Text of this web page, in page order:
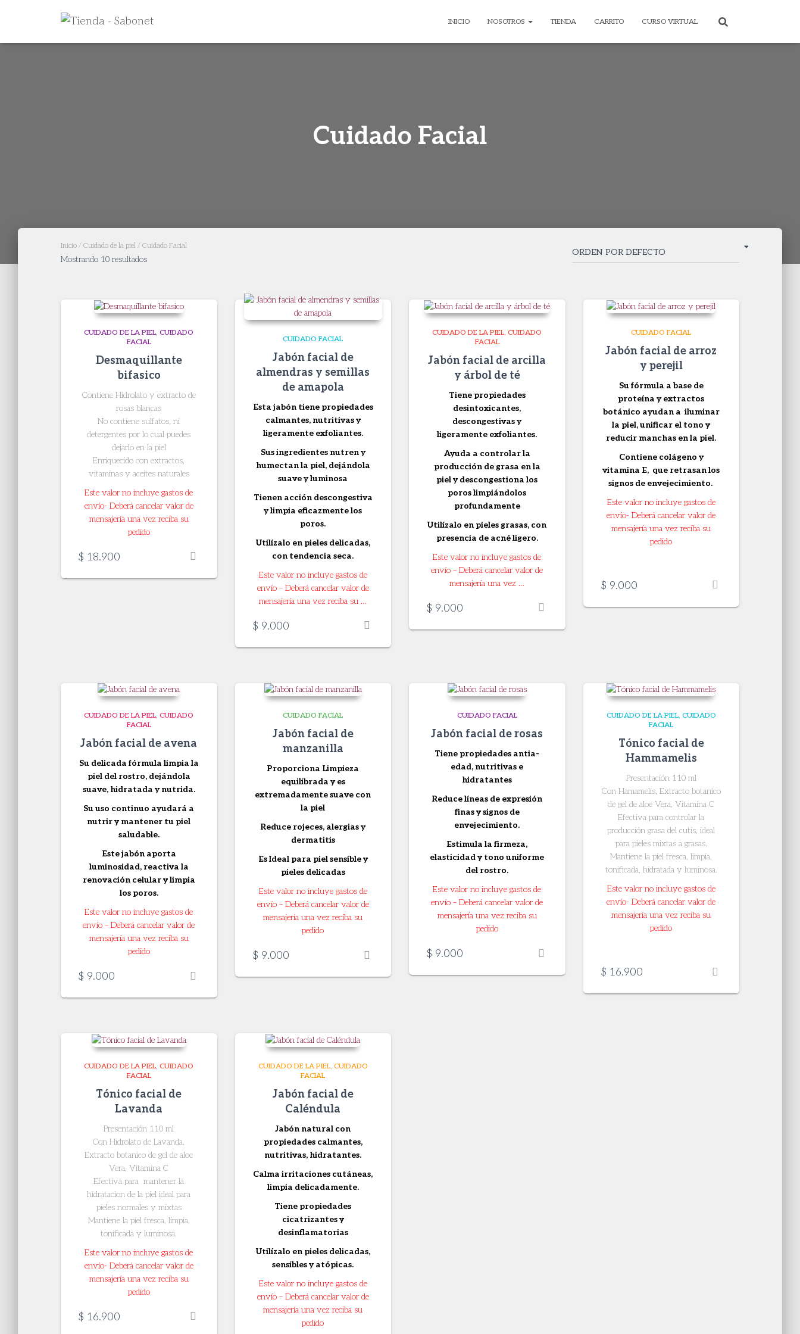
INICIO NOSOTROS TIENDA CARRITO CURSO VIRTUAL
Cuidado Facial
Inicio / Cuidado de la piel / Cuidado Facial
Mostrando 10 resultados
CUIDADO DE LA PIEL CUIDADO
FACIAL
Desmaquillante
bifasico
Contiene Hidrolato y extracto de
rosas blancas
No contiene sulfatos, ni
detergentes por lo cual puedes
dejarlo en la piel
Enriquecido con extractos,
vitaminas y aceites naturales
Este valor no incluye gastos de
envío- Deberá cancelar valor de
mensajería una vez reciba su
pedido
$ 18.900
CUIDADO FACIAL
Jabón facial de
almendras y semillas
de amapola
Esta jabón tiene propiedades
calmantes, nutritivas y
ligeramente exfoliantes.
Sus ingredientes nutren y
humectan la piel, dejándola
suave y luminosa
Tienen acción descongestiva
y limpia eficazmente los
poros.
Utilízalo en pieles delicadas,
con tendencia seca.
Este valor no incluye gastos de
envío – Deberá cancelar valor de
mensajería una vez reciba su …
$ 9.000
CUIDADO DE LA PIEL CUIDADO
FACIAL
Jabón facial de arcilla
y árbol de té
Tiene propiedades
desintoxicantes,
descongestivas y
ligeramente exfoliantes.
Ayuda a controlar la
producción de grasa en la
piel y descongestiona los
poros limpiándolos
profundamente
Utilízalo en pieles grasas, con
presencia de acné ligero.
Este valor no incluye gastos de
envío – Deberá cancelar valor de
mensajería una vez …
$ 9.000
CUIDADO FACIAL
Jabón facial de arroz
y perejil
Su fórmula a base de
proteína y extractos
botánico ayudan a iluminar
la piel, unificar el tono y
reducir manchas en la piel.
Contiene colágeno y
vitamina E, que retrasan los
signos de envejecimiento.
Este valor no incluye gastos de
envío- Deberá cancelar valor de
mensajería una vez reciba su
pedido
$ 9.000
CUIDADO DE LA PIEL CUIDADO
FACIAL
Jabón facial de avena
Su delicada fórmula limpia la
piel del rostro, dejándola
suave, hidratada y nutrida.
Su uso continuo ayudará a
nutrir y mantener tu piel
saludable.
Este jabón aporta
luminosidad, reactiva la
renovación celular y limpia
los poros.
Este valor no incluye gastos de
envío – Deberá cancelar valor de
mensajería una vez reciba su
pedido
$ 9.000
CUIDADO FACIAL
Jabón facial de
manzanilla
Proporciona Limpieza
equilibrada y es
extremadamente suave con
la piel
Reduce rojeces, alergias y
dermatitis
Es Ideal para piel sensible y
pieles delicadas
Este valor no incluye gastos de
envío – Deberá cancelar valor de
mensajería una vez reciba su
pedido
$ 9.000
CUIDADO FACIAL
Jabón facial de rosas
Tiene propiedades antia-
edad, nutritivas e
hidratantes
Reduce líneas de expresión
finas y signos de
envejecimiento.
Estimula la firmeza,
elasticidad y tono uniforme
del rostro.
Este valor no incluye gastos de
envío – Deberá cancelar valor de
mensajería una vez reciba su
pedido
$ 9.000
CUIDADO DE LA PIEL CUIDADO
FACIAL
Tónico facial de
Hammamelis
Presentación 110 ml
Con Hamamelis, Extracto botanico
de gel de aloe Vera, Vitamina C
Efectiva para controlar la
producción grasa del cutis, ideal
para pieles mixtas a grasas.
Mantiene la piel fresca, limpia,
tonificada, hidratada y luminosa.
Este valor no incluye gastos de
envío- Deberá cancelar valor de
mensajería una vez reciba su
pedido
$ 16.900
CUIDADO DE LA PIEL CUIDADO
FACIAL
Tónico facial de
Lavanda
Presentación 110 ml
Con Hidrolato de Lavanda,
Extracto botanico de gel de aloe
Vera, Vitamina C
Efectiva para mantener la
hidratacion de la piel ideal para
pieles normales y mixtas
Mantiene la piel fresca, limpia,
tonificada y luminosa.
Este valor no incluye gastos de
envío- Deberá cancelar valor de
mensajería una vez reciba su
pedido
$ 16.900
CUIDADO DE LA PIEL CUIDADO
FACIAL
Jabón facial de
Caléndula
Jabón natural con
propiedades calmantes,
nutritivas, hidratantes.
Calma irritaciones cutáneas,
limpia delicadamente.
Tiene propiedades
cicatrizantes y
desinflamatorias
Utilízalo en pieles delicadas,
sensibles y atópicas.
Este valor no incluye gastos de
envío – Deberá cancelar valor de
mensajería una vez reciba su
pedido